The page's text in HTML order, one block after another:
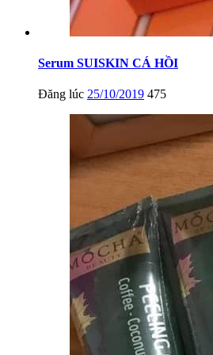
Serum SUISKIN CÁ HỒI
Đăng lúc 25/10/2019 475